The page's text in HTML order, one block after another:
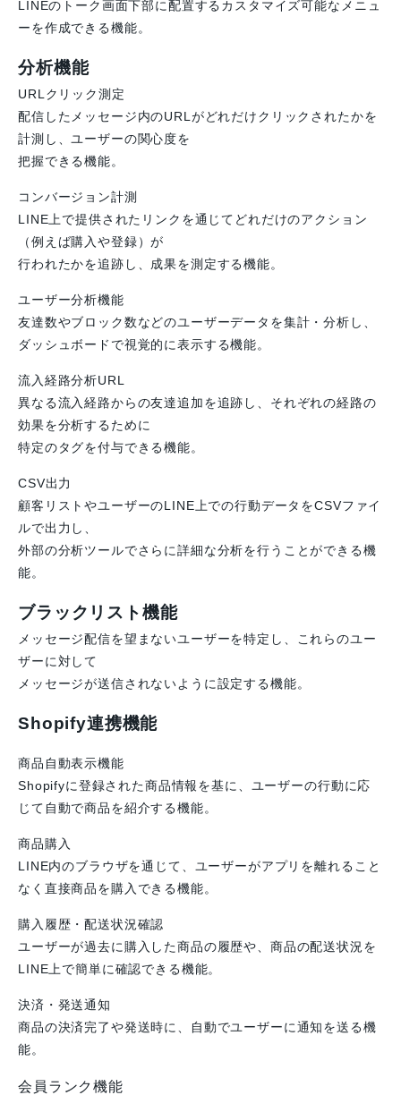
LINEのトーク画面下部に配置するカスタマイズ可能なメニュ
ーを作成できる機能。
分析機能
URLクリック測定
配信したメッセージ内のURLがどれだけクリックされたかを
計測し、ユーザーの関心度を
把握できる機能。
コンバージョン計測
LINE上で提供されたリンクを通じてどれだけのアクション
（例えば購入や登録）が
行われたかを追跡し、成果を測定する機能。
ユーザー分析機能
友達数やブロック数などのユーザーデータを集計・分析し、
ダッシュボードで視覚的に表示する機能。
流入経路分析URL
異なる流入経路からの友達追加を追跡し、それぞれの経路の
効果を分析するために
特定のタグを付与できる機能。
CSV出力
顧客リストやユーザーのLINE上での行動データをCSVファイ
ルで出力し、
外部の分析ツールでさらに詳細な分析を行うことができる機
能。
ブラックリスト機能
メッセージ配信を望まないユーザーを特定し、これらのユー
ザーに対して
メッセージが送信されないように設定する機能。
Shopify連携機能
商品自動表示機能
Shopifyに登録された商品情報を基に、ユーザーの行動に応
じて自動で商品を紹介する機能。
商品購入
LINE内のブラウザを通じて、ユーザーがアプリを離れること
なく直接商品を購入できる機能。
購入履歴・配送状況確認
ユーザーが過去に購入した商品の履歴や、商品の配送状況を
LINE上で簡単に確認できる機能。
決済・発送通知
商品の決済完了や発送時に、自動でユーザーに通知を送る機
能。
会員ランク機能